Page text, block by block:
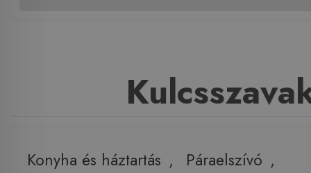
Konyha és háztartás , Páraelszívó ,